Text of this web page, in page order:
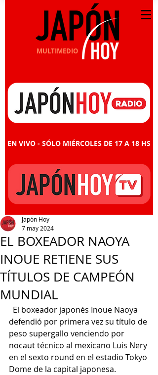
MULTIMEDIO
EN VIVO - SÓLO MIÉRCOLES DE 17 A 18 HS
EL BOXEADOR NAOYA
INOUE RETIENE SUS
TÍTULOS DE CAMPEÓN
MUNDIAL
Japón Hoy
7 may 2024
El boxeador japonés Inoue Naoya
defendió por primera vez su título de
peso supergallo venciendo por
nocaut técnico al mexicano Luis Nery
en el sexto round en el estadio Tokyo
Dome de la capital japonesa.